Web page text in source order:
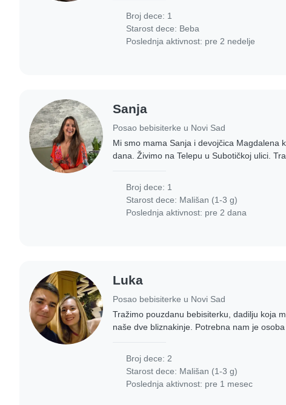
Broj dece: 1
Starost dece: Beba
Poslednja aktivnost: pre 2 nedelje
Sanja
Posao bebisiterke u Novi Sad
Mi smo mama Sanja i devojčica Magdalena
dana. Živimo na Telepu u Subotičkoj ulici.
Broj dece: 1
Starost dece: Mališan (1-3 g)
Poslednja aktivnost: pre 2 dana
Luka
Posao bebisiterke u Novi Sad
Tražimo pouzdanu bebisiterku, dadilju koja
naše dve bliznakinje. Potrebna nam je
Broj dece: 2
Starost dece: Mališan (1-3 g)
Poslednja aktivnost: pre 1 mesec